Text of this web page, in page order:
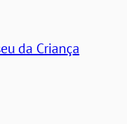
da Criança